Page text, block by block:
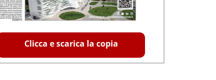
Clicca e scarica la copia